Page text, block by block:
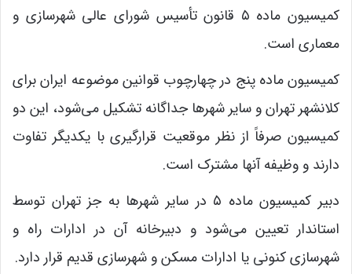
کمیسیون ماده ۵ قانون تأسیس شورای عالی شهرسازی و
معماری است.
کمیسیون ماده پنج در چهارچوب قوانین موضوعه ایران برای
کلانشهر تهران و سایر شهرها جداگانه تشکیل می‌شود، این دو
کمیسیون صرفاً از نظر موقعیت قرارگیری با یکدیگر تفاوت
دارند و وظیفه آنها مشترک است.
دبیر کمیسیون ماده ۵ در سایر شهرها به جز تهران توسط
استاندار تعیین می‌شود و دبیرخانه آن در ادارات راه و
شهرسازی کنونی یا ادارات مسکن و شهرسازی قدیم قرار دارد.